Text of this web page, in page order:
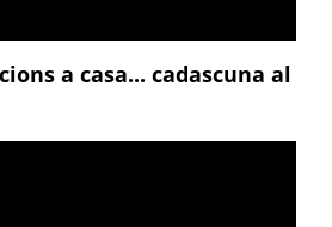
a casa... cadascuna al